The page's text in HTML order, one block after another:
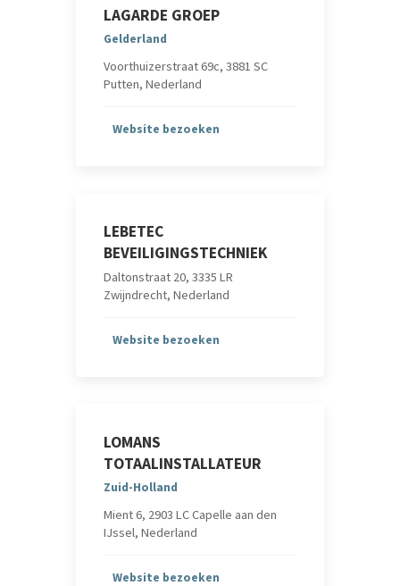
LAGARDE GROEP
Gelderland
Voorthuizerstraat 69c, 3881 SC
Putten, Nederland
Website bezoeken
LEBETEC
BEVEILIGINGSTECHNIEK
Daltonstraat 20, 3335 LR
Zwijndrecht, Nederland
Website bezoeken
LOMANS
TOTAALINSTALLATEUR
Zuid-Holland
Mient 6, 2903 LC Capelle aan den
IJssel, Nederland
Website bezoeken